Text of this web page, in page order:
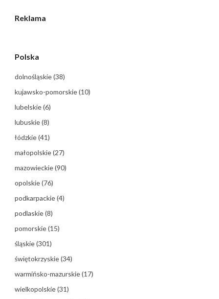
Reklama
Polska
dolnośląskie(38)
kujawsko-pomorskie(10)
lubelskie(6)
lubuskie(8)
łódzkie(41)
małopolskie(27)
mazowieckie(90)
opolskie(76)
podkarpackie(4)
podlaskie(8)
pomorskie(15)
śląskie(301)
świętokrzyskie(34)
warmińsko-mazurskie(17)
wielkopolskie(31)